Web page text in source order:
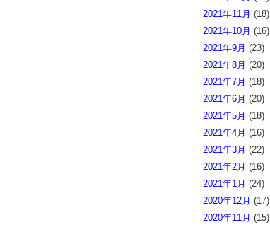
2021年11月 (18)
2021年10月 (16)
2021年9月 (23)
2021年8月 (20)
2021年7月 (18)
2021年6月 (20)
2021年5月 (18)
2021年4月 (16)
2021年3月 (22)
2021年2月 (16)
2021年1月 (24)
2020年12月 (17)
2020年11月 (15)